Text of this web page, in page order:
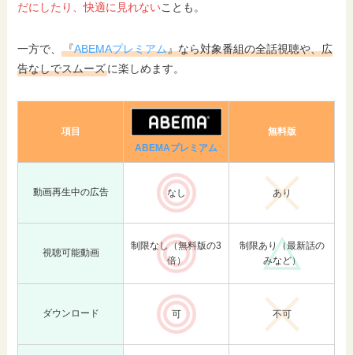
だにしたり、快適に見れないことも。
一方で、『ABEMAプレミアム』なら対象番組の全話視聴や、広
告なしでスムーズに楽しめます。
項目
ABEMAプレミアム
無料版
動画再生中の広告 なし あり
視聴可能動画
制限なし（無料版の3
倍）
制限あり（最新話の
みなど）
ダウンロード 可 不可